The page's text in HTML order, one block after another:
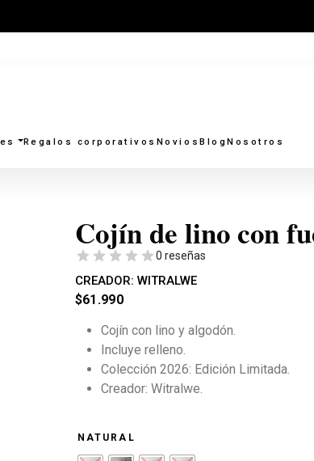
Regalos corporativos NoviosBlogNosotros
Cojín de lino con
0 reseñas
CREADOR: WITRALWE
$61.990
Cojín con lino y algodón.
Incluye relleno.
Colección 2026: Edición Limitada.
Creador: Witralwe.
NATURAL